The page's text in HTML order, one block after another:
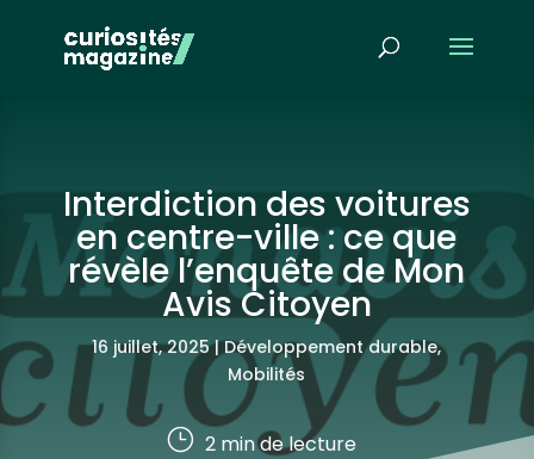
Interdiction des voitures
en centre-ville : ce que
révèle l’enquête de Mon
Avis Citoyen
16 juillet, 2025|Développement durable,
Mobilités
} 2min de lecture